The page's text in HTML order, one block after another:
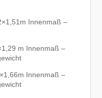
Innenmaß –
m Innenmaß –
Innenmaß –